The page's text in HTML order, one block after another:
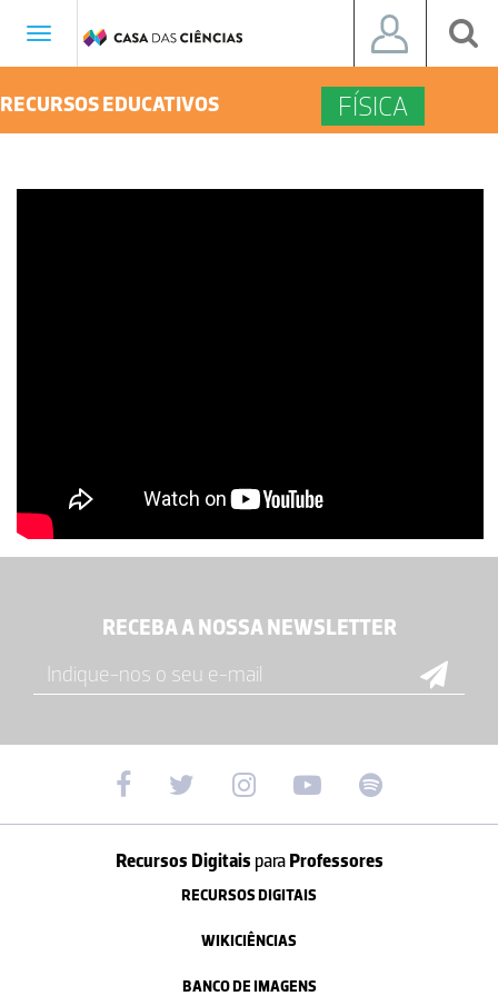
Toggle
RECURSOS EDUCATIVOS FÍSICA
RECEBA A NOSSA NEWSLETTER
Recursos Digitais paraProfessores
RECURSOS DIGITAIS
WIKICIÊNCIAS
BANCO DE IMAGENS